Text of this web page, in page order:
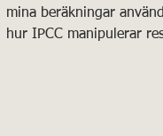
mina beräkningar
hur IPCC manipulerar